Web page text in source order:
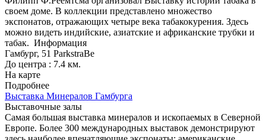
своем доме. В коллекции представлено множество
экспонатов, отражающих четыре века табакокурения. Здесь
можно видеть индийские, азиатские и африканские трубки и
табак. Информация
Гамбург, 51 ParkstraBe
До центра : 7.4 км.
На карте
Подробнее
Выставка Минералов Гамбурга
Выставочные залы
Самая большая выставка минералов и ископаемых в Северной
Европе. Более 300 международных выставок демонстрируют